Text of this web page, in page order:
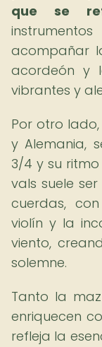
que se
acompañar
acordeón y
vibrantes y
Por otro
y Alemania,
3/4 y su
vals suele
cuerdas,
violín y la
viento,
solemne.
Tanto la
enriquecen
refleja la